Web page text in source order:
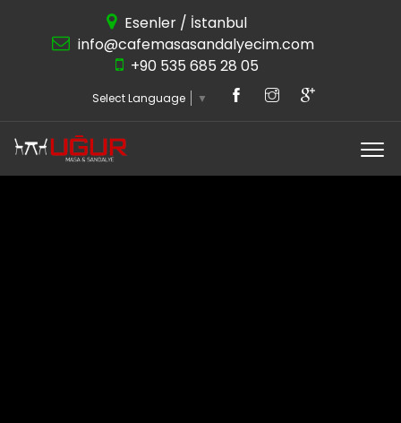
Esenler / İstanbul
info@cafemasasandalyecim.com
+90 535 685 28 05
Select Language ▼